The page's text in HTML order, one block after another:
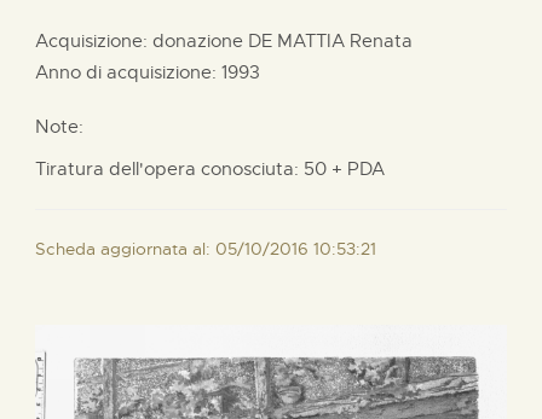
Acquisizione: donazione DE MATTIA Renata
Anno di acquisizione: 1993
Note:
Tiratura dell'opera conosciuta: 50 + PDA
Scheda aggiornata al: 05/10/2016 10:53:21